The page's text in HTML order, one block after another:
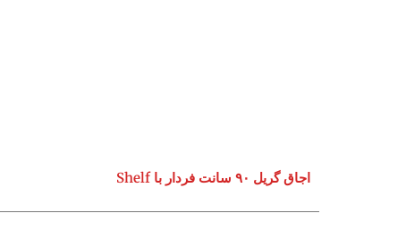
اجاق گریل ۹۰ سانت فردار با Shelf